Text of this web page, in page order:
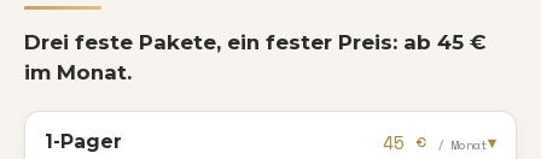
Drei feste Pakete, ein fester Preis: ab 45 €
im Monat.
1-Pager 45 € / Monat▾